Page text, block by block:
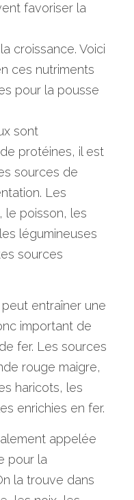
favoriser la
croissance. Voici
ces nutriments
pour la pousse
sont
protéines, il est
sources de
Les
le poisson, les
légumineuses
sources
entraîner une
important de
fer. Les sources
rouge maigre,
haricots, les
enrichies en fer.
appelée
pour la
la trouve dans